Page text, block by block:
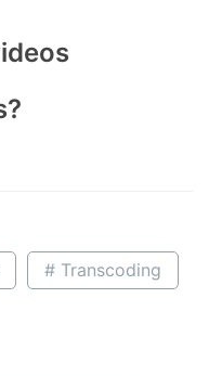
# Transcoding